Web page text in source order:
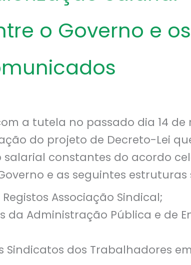
o Governo e os
a tutela no passado dia 14 de
do projeto de Decreto-Lei
salarial constantes do acordo
e as seguintes estruturas
Registos Associação Sindical;
da Administração Pública e de
Sindicatos dos Trabalhadores